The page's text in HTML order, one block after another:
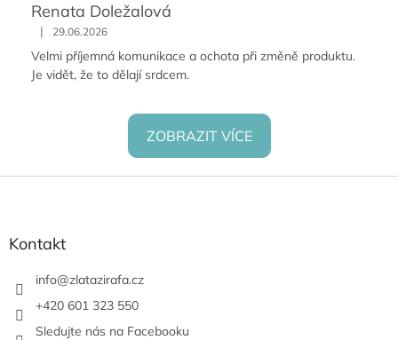
Renata Doležalová
| 29.06.2026
Velmi příjemná komunikace a ochota při změně produktu.
Je vidět, že to dělají srdcem.
ZOBRAZIT VÍCE
Z
Kontakt
info@zlatazirafa.cz
+420 601 323 550
Sledujte nás na Facebooku